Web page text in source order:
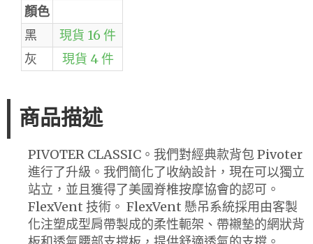
顏色
黑
現貨 16 件
灰
現貨 4 件
商品描述
PIVOTER CLASSIC。我們對經典款背包 Pivoter
進行了升級。我們簡化了收納設計，現在可以獨立
站立，並且獲得了美國脊椎按摩協會的認可。
FlexVent 技術。 FlexVent 懸吊系統採用由客製
化注塑成型肩帶製成的柔性軛架、帶襯墊的網狀背